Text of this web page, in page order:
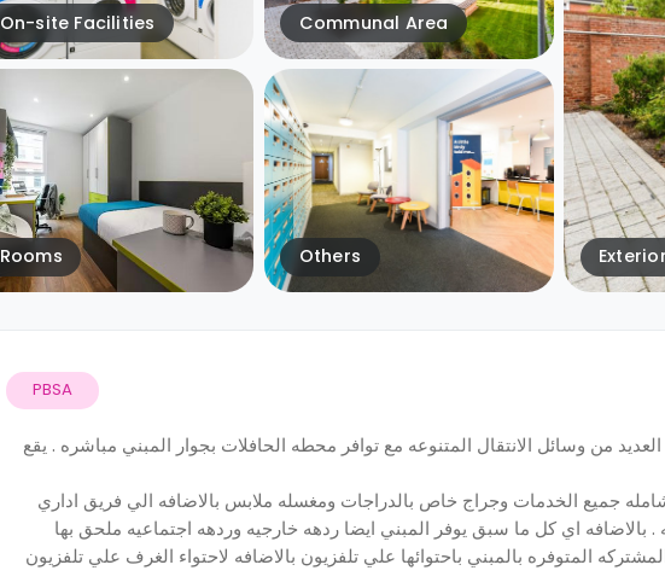
Exterior
Communal Area
On-site Facilities
Others
Rooms
PBSA
من وسائل الانتقال المتنوعه مع توافر محطه الحافلات بجوار المبني مباشره . يقع
جميع الخدمات وجراج خاص بالدراجات ومغسله ملابس بالاضافه الي فريق اداري
. بالاضافه اي كل ما سبق يوفر المبني ايضا ردهه خارجيه وردهه اجتماعيه ملحق بها
المتوفره بالمبني باحتوائها علي تلفزيون بالاضافه لاحتواء الغرف علي تلفزيون